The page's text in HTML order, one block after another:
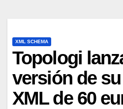
XML SCHEMA
Topologi
versión de
XML de 60